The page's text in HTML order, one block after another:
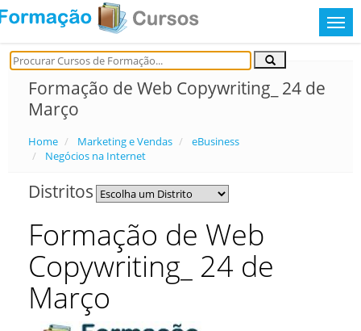
Formação de Web Copywriting_ 24 de
Março
Home Marketing e Vendas
eBusiness
Negócios na Internet
Distritos
Formação de Web
Copywriting_ 24 de
Março